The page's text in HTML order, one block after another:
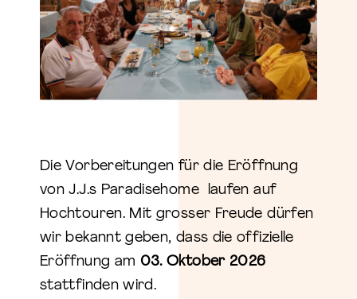
Die Vorbereitungen für die Eröffnung
von J.J.s Paradisehome laufen auf
Hochtouren. Mit grosser Freude dürfen
wir bekannt geben, dass die offizielle
Eröffnung am 03. Oktober 2026
stattfinden wird.